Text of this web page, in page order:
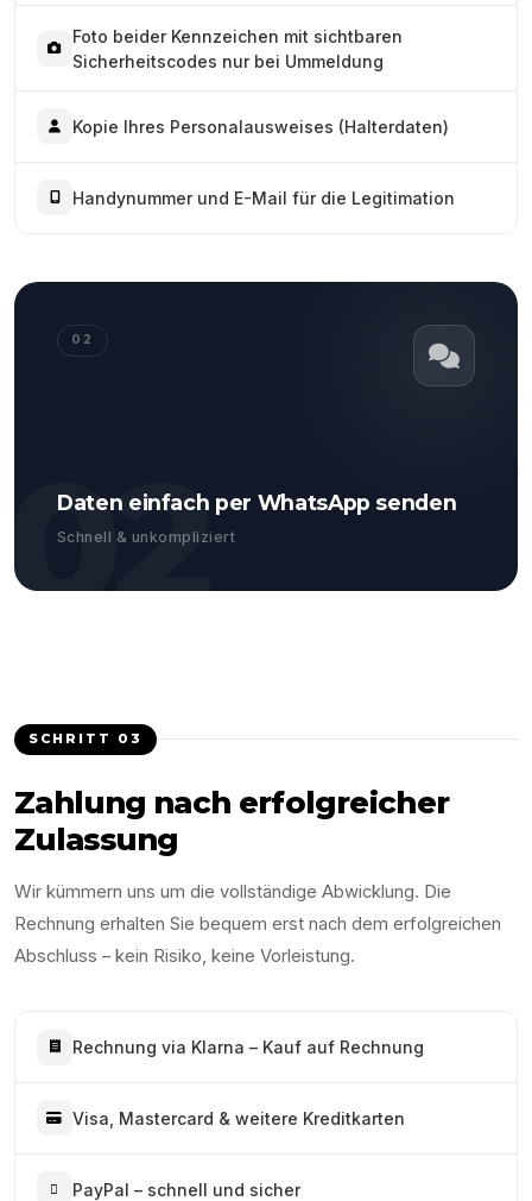
Foto beider Kennzeichen mit sichtbaren
Sicherheitscodes nur bei Ummeldung
Kopie Ihres Personalausweises (Halterdaten)
Handynummer und E-Mail für die Legitimation
02
02
Daten einfach per WhatsApp senden
Schnell & unkompliziert
SCHRITT 03
Zahlung nach erfolgreicher
Zulassung
Wir kümmern uns um die vollständige Abwicklung. Die
Rechnung erhalten Sie bequem erst nach dem erfolgreichen
Abschluss – kein Risiko, keine Vorleistung.
Rechnung via Klarna – Kauf auf Rechnung
Visa, Mastercard & weitere Kreditkarten
PayPal – schnell und sicher